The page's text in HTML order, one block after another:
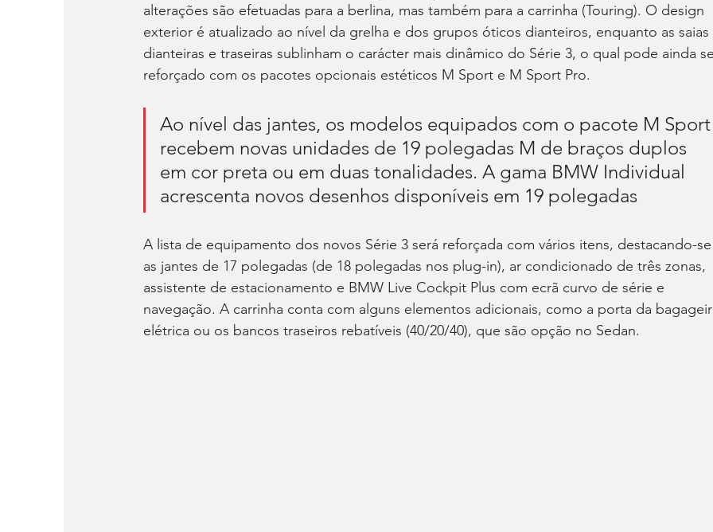
alterações são efetuadas para a berlina, mas também para a carrinha (Touring). O design
exterior é atualizado ao nível da grelha e dos grupos óticos dianteiros, enquanto as saias
dianteiras e traseiras sublinham o carácter mais dinâmico do Série 3, o qual pode ainda
reforçado com os pacotes opcionais estéticos M Sport e M Sport Pro.
Ao nível das jantes, os modelos equipados com o pacote M
recebem novas unidades de 19 polegadas M de braços duplos
em cor preta ou em duas tonalidades. A gama BMW Individual
acrescenta novos desenhos disponíveis em 19 polegadas
A lista de equipamento dos novos Série 3 será reforçada com vários itens, destacando-
as jantes de 17 polegadas (de 18 polegadas nos plug-in), ar condicionado de três zonas,
assistente de estacionamento e BMW Live Cockpit Plus com ecrã curvo de série e
navegação. A carrinha conta com alguns elementos adicionais, como a porta da
elétrica ou os bancos traseiros rebatíveis (40/20/40), que são opção no Sedan.